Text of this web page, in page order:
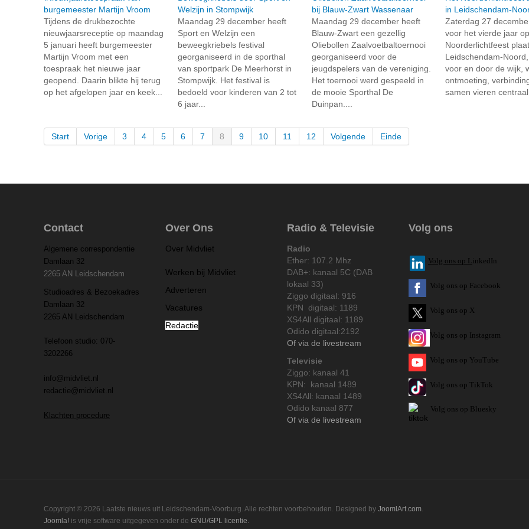
burgemeester Martijn Vroom
Tijdens de drukbezochte
nieuwjaarsreceptie op maandag
5 januari heeft burgemeester
Martijn Vroom met een
toespraak het nieuwe jaar
geopend. Daarin blikte hij terug
op het afgelopen jaar en keek...
Welzijn in Stompwijk
Maandag 29 december heeft
Sport en Welzijn een
beweegkriebels festival
georganiseerd in de sporthal
van sportpark De Meerhorst in
Stompwijk. Het festival is
bedoeld voor kinderen van 2 tot
6 jaar...
bij Blauw-Zwart Wassenaar
Maandag 29 december heeft
Blauw-Zwart een gezellig
Oliebollen Zaalvoetbaltoernooi
georganiseerd voor de
jeugdspelers van de vereniging.
Het toernooi werd gespeeld in
de mooie Sporthal De
Duinpan....
in Leidschendam-
Zaterdag 27
voor het vierde jaar
Noorderlichtfeest
Leidschendam-
voor en door de wijk,
ontmoeting,
samen vieren
Start Vorige 3 4 5 6 7 8 9 10 11 12 Volgende Einde
Contact
Algemene correspondentie
Damlaan 32
2265 AN Leidschendam
Studioadres & Bezoekadres
Damlaan 32
2265 AN Leidschendam
Telefoon studio: 070-
3202266
info@midvliet.nl
redactie@midvliet.nl
Klachten procedure
Over Ons
Over Midvliet
Werken bij Midvliet
Adverteren
Vacatures
Redactie
Radio & Televisie
Radio
Ether: 107.2 Mhz
DAB+: kanaal 5C (DAB
lokaal 33)
Ziggo digitaal: 916
KPN digitaal: 1189
XS4All digitaal: 1189
Odido digitaal:2192
Of via de livestream
Televisie
Ziggo: kanaal 41
KPN: kanaal 1489
XS4All: kanaal 1489
Odido kanaal 877
Of via de livestream
Volg ons
Volg ons op L inkedIn
Volg ons op Facebook
Volg ons op X
Volg ons op Instagram
Volg ons op YouTube
Volg ons op TikTok
Volg ons op Bluesky
Copyright © 2026 Laatste nieuws uit Leidschendam-Voorburg. Alle rechten voorbehouden. Designed by JoomlArt.com
Joomla! is vrije software uitgegeven onder de GNU/GPL licentie.